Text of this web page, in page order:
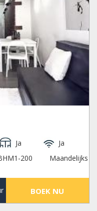
Ja
Ja
200
Maandelijks
BOEK NU